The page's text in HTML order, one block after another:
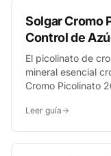
Solgar Cromo
Control de
El picolinato de
mineral esencial
Cromo Picolinato
de niveles de
Leer guía